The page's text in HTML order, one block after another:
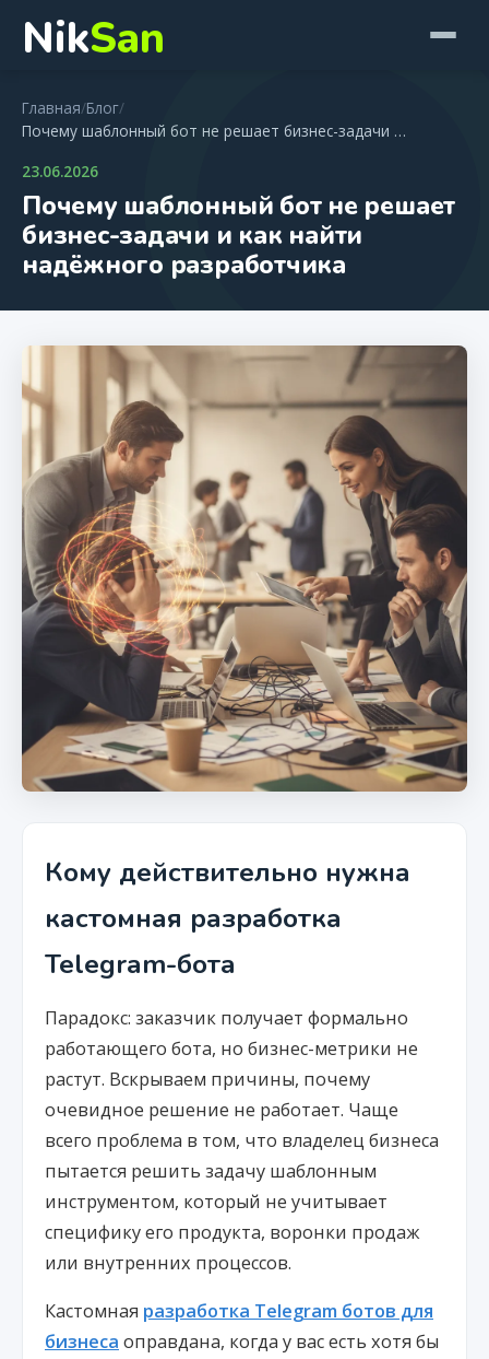
NikSan
Главная/Блог/
Почему шаблонный бот не решает бизнес-задачи …
23.06.2026
Почему шаблонный бот не решает
бизнес-задачи и как найти
надёжного разработчика
Кому действительно нужна
кастомная разработка
Telegram-бота
Парадокс: заказчик получает формально
работающего бота, но бизнес-метрики не
растут. Вскрываем причины, почему
очевидное решение не работает. Чаще
всего проблема в том, что владелец бизнеса
пытается решить задачу шаблонным
инструментом, который не учитывает
специфику его продукта, воронки продаж
или внутренних процессов.
Кастомная разработка Telegram ботов для
бизнеса оправдана, когда у вас есть хотя бы